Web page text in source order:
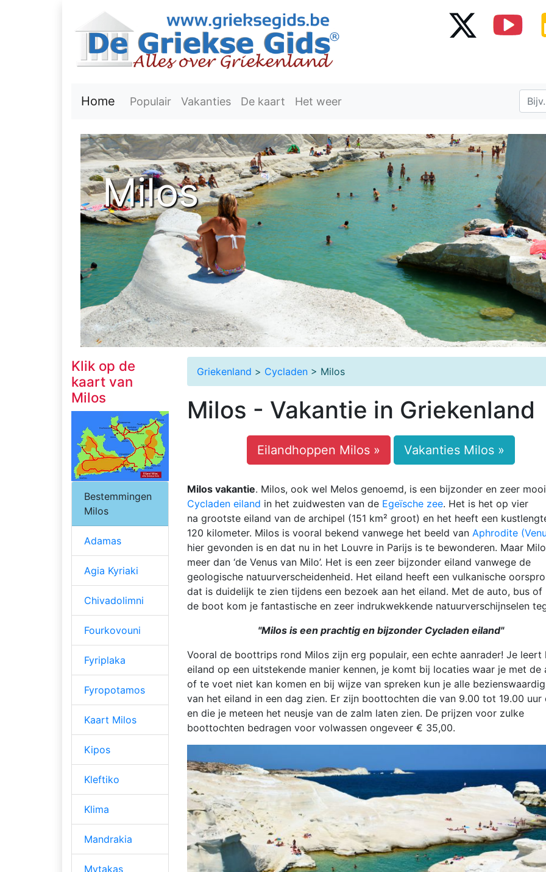
Home Populair Vakanties De kaart Het weer
Milos
Griekenland > Cycladen > Milos
Milos - Vakantie in Griekenland
Eilandhoppen Milos » Vakanties Milos »
Milos vakantie. Milos, ook wel Melos genoemd, is een bijzonder en zeer mooi
Cycladen eiland in het zuidwesten van de Egeïsche zee. Het is het op vier
na grootste eiland van de archipel (151 km² groot) en het heeft een
120 kilometer. Milos is vooral bekend vanwege het beeld van Aphrodite
hier gevonden is en dat nu in het Louvre in Parijs is te bewonderen. Maar
meer dan ‘de Venus van Milo’. Het is een zeer bijzonder eiland vanwege de
geologische natuurverscheidenheid. Het eiland heeft een vulkanische
dat is duidelijk te zien tijdens een bezoek aan het eiland. Met de auto, bus of
de boot kom je fantastische en zeer indrukwekkende natuurverschijnselen
"Milos is een prachtig en bijzonder Cycladen eiland"
Vooral de boottrips rond Milos zijn erg populair, een echte aanrader! Je leert
eiland op een uitstekende manier kennen, je komt bij locaties waar je met de
of te voet niet kan komen en bij wijze van spreken kun je alle
van het eiland in een dag zien. Er zijn boottochten die van 9.00 tot 19.00 uur
en die je meteen het neusje van de zalm laten zien. De prijzen voor zulke
boottochten bedragen voor volwassen ongeveer € 35,00.
Klik op de
kaart van
Milos
Bestemmingen
Milos
Adamas
Agia Kyriaki
Chivadolimni
Fourkovouni
Fyriplaka
Fyropotamos
Kaart Milos
Kipos
Kleftiko
Klima
Mandrakia
Mytakas